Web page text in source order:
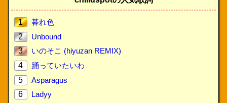
1
暮れ色
2
Unbound
3
いのそこ (hiyuzan REMIX)
4
踊っていたいわ
5
Asparagus
6
Ladyy